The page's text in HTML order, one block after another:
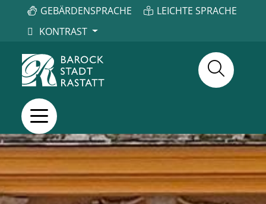
GEBÄRDENSPRACHE
LEICHTE SPRACHE
KONTRAST